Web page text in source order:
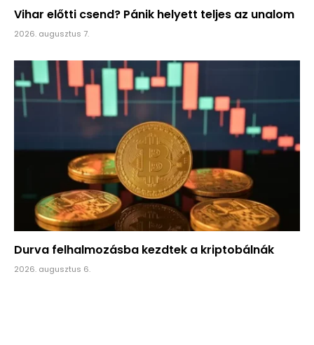
Vihar előtti csend? Pánik helyett teljes az unalom
2026. augusztus 7.
Durva felhalmozásba kezdtek a kriptobálnák
2026. augusztus 6.